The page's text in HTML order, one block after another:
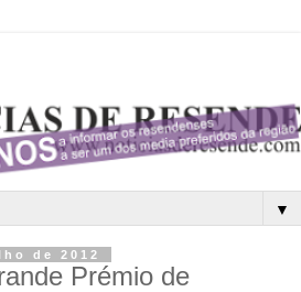
▼
de 2012
Prémio de